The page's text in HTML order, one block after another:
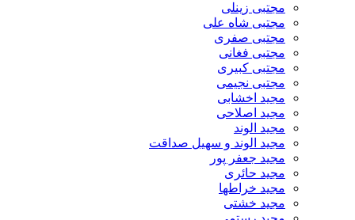
مجتبی زینلی
مجتبی شاه علی
مجتبی صفری
مجتبی فغانی
مجتبی کبیری
مجتبی نجیمی
مجید اخشابی
مجید اصلاحی
مجید الوند‎
مجید الوند و سهیل صداقت
مجید جعفر پور
مجید حائری
مجید خراطها
مجید خشتی